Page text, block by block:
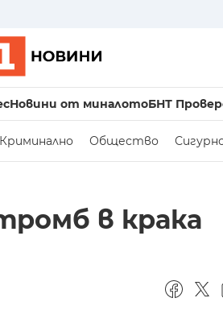
Новини от миналотоБНТ
Криминално Общество
в крака